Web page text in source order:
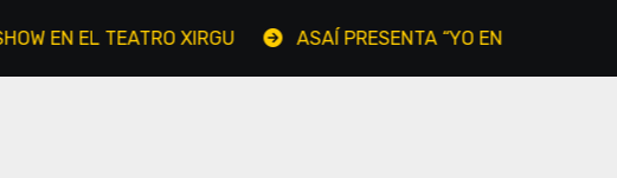
EL TEATRO XIRGU ASAÍ PRESENTA “YO EN TÍ, TÚ EN MI”